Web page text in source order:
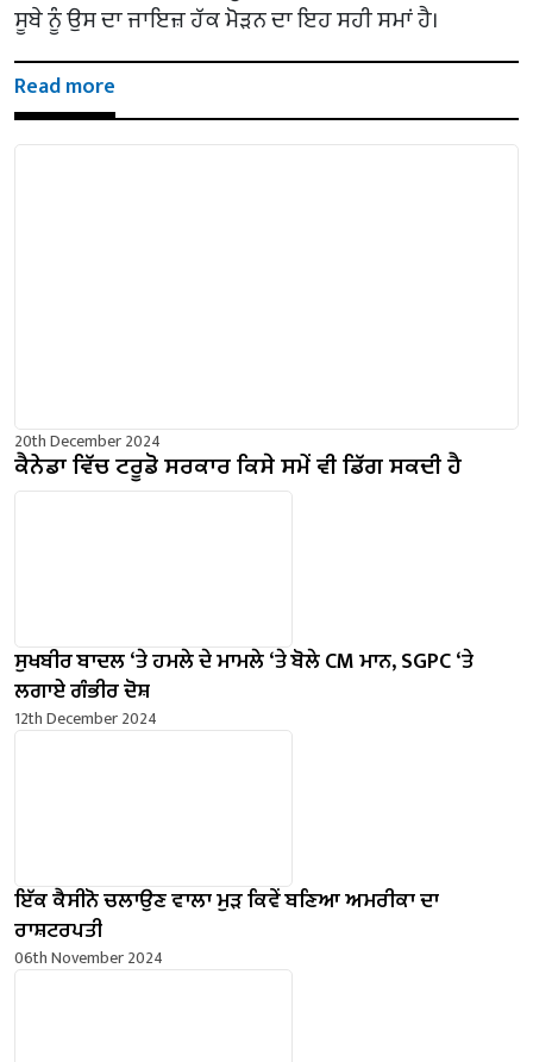
ਸੂਬੇ ਨੂੰ ਉਸ ਦਾ ਜਾਇਜ਼ ਹੱਕ ਮੋੜਨ ਦਾ ਇਹ ਸਹੀ ਸਮਾਂ ਹੈ।
Read more
20th December 2024
ਕੈਨੇਡਾ ਵਿੱਚ ਟਰੂਡੋ ਸਰਕਾਰ ਕਿਸੇ ਸਮੇਂ ਵੀ ਡਿੱਗ ਸਕਦੀ ਹੈ
ਸੁਖਬੀਰ ਬਾਦਲ ‘ਤੇ ਹਮਲੇ ਦੇ ਮਾਮਲੇ ‘ਤੇ ਬੋਲੇ ​​CM ਮਾਨ, SGPC ‘ਤੇ
ਲਗਾਏ ਗੰਭੀਰ ਦੋਸ਼
12th December 2024
ਇੱਕ ਕੈਸੀਨੋ ਚਲਾਉਣ ਵਾਲਾ ਮੁੜ ਕਿਵੇਂ ਬਣਿਆ ਅਮਰੀਕਾ ਦਾ
ਰਾਸ਼ਟਰਪਤੀ
06th November 2024